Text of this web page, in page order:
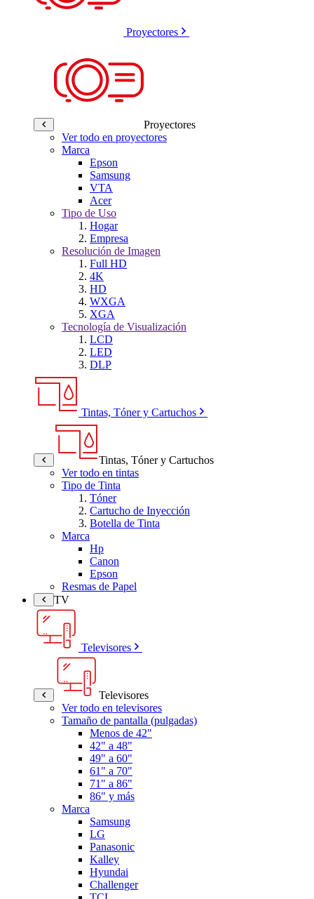
Proyectores
Proyectores
Ver todo en proyectores
Marca
Epson
Samsung
VTA
Acer
Tipo de Uso
Hogar
Empresa
Resolución de Imagen
Full HD
4K
HD
WXGA
XGA
Tecnología de Visualización
LCD
LED
DLP
Tintas, Tóner y Cartuchos
Tintas, Tóner y Cartuchos
Ver todo en tintas
Tipo de Tinta
Tóner
Cartucho de Inyección
Botella de Tinta
Marca
Hp
Canon
Epson
Resmas de Papel
TV
Televisores
Televisores
Ver todo en televisores
Tamaño de pantalla (pulgadas)
Menos de 42"
42" a 48"
49" a 60"
61" a 70"
71" a 86"
86" y más
Marca
Samsung
LG
Panasonic
Kalley
Hyundai
Challenger